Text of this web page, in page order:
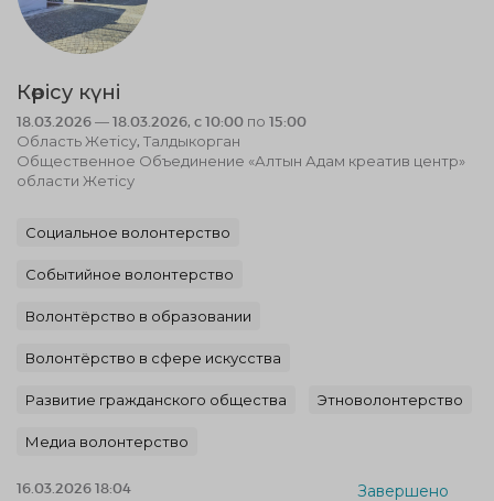
Көрісу күні
18.03.2026 — 18.03.2026, c 10:00 по 15:00
Область Жетісу, Талдыкорган
Общественное Объединение «Алтын Адам креатив центр»
области Жетісу
Социальное волонтерство
Событийное волонтерство
Волонтёрство в образовании
Волонтёрство в сфере искусства
Развитие гражданского общества Этноволонтерство
Медиа волонтерство
16.03.2026 18:04 Завершено